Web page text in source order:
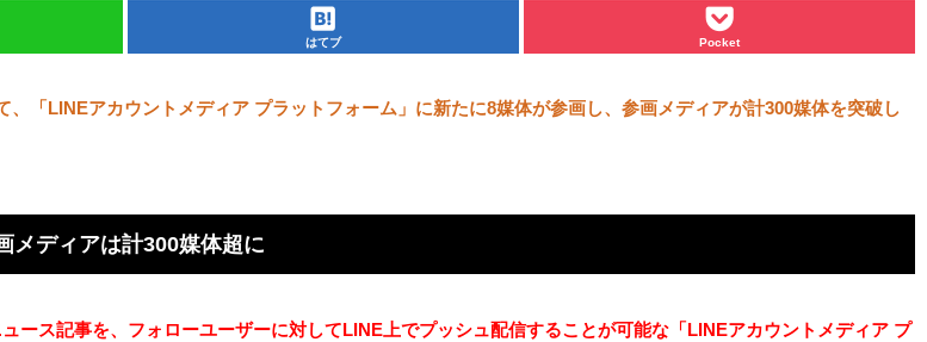
はてブ Pocket
「LINEアカウントメディア プラットフォーム」に新たに8媒体が参画し、参画メディアが計300媒体を突破し
メディアは計300媒体超に
ース記事を、フォローユーザーに対してLINE上でプッシュ配信することが可能な「LINEアカウントメディア プ